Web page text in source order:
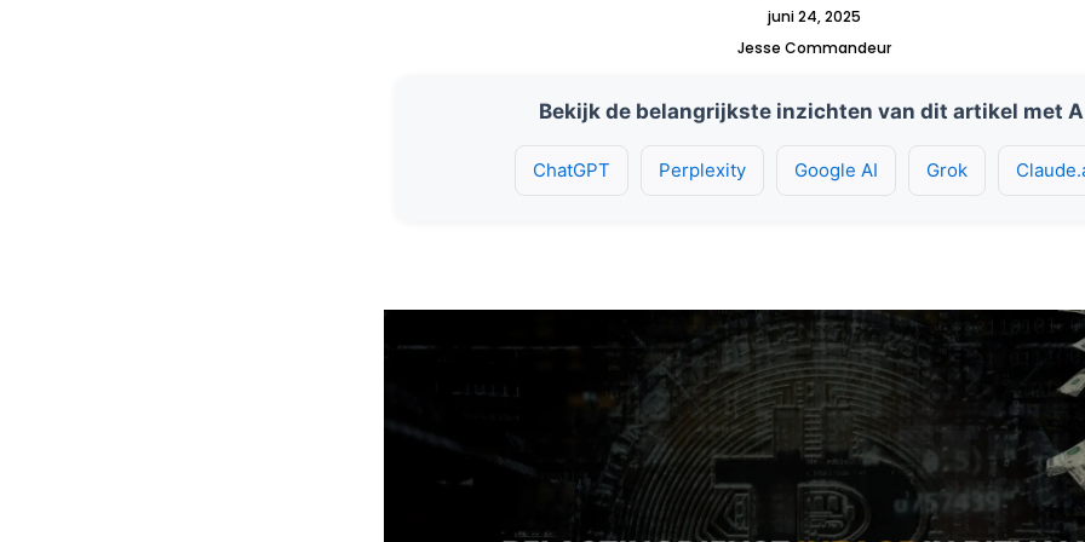
juni 24, 2025
Jesse Commandeur
Bekijk de belangrijkste inzichten van dit artikel met
ChatGPT Perplexity Google AI Grok